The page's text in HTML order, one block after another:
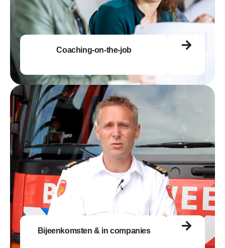
Coaching-on-the-job
Bijeenkomsten & in companies